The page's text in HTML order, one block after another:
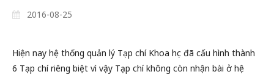
2016-08-25
Hiện nay hệ thống quản lý Tạp chí Khoa học đã cấu hình thành
6 Tạp chí riêng biệt vì vậy Tạp chí không còn nhận bài ở hệ